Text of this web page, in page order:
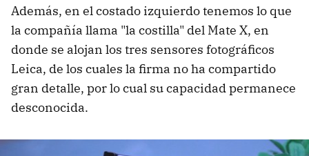
Además, en el costado izquierdo tenemos lo que
la compañía llama "la costilla" del Mate X, en
donde se alojan los tres sensores fotográficos
Leica, de los cuales la firma no ha compartido
gran detalle, por lo cual su capacidad permanece
desconocida.